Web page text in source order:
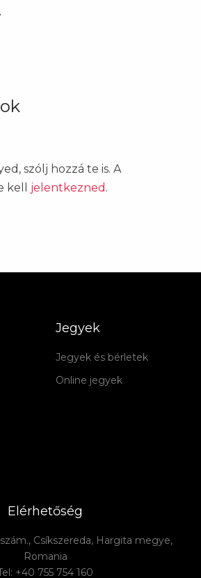
szólj hozzá te is. A
kell jelentkezned .
Jegyek
Jegyek és bérletek
Online jegyek
Elérhetőség
Csíkszereda, Hargita megye,
Romania
+40 755 754 160